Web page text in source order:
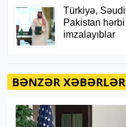
BƏNZƏR XƏBƏRLƏR